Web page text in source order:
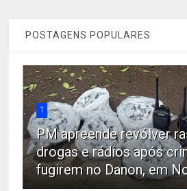
POSTAGENS POPULARES
1
PM apreende revólver
drogas e rádios após
fugirem no Danon, em